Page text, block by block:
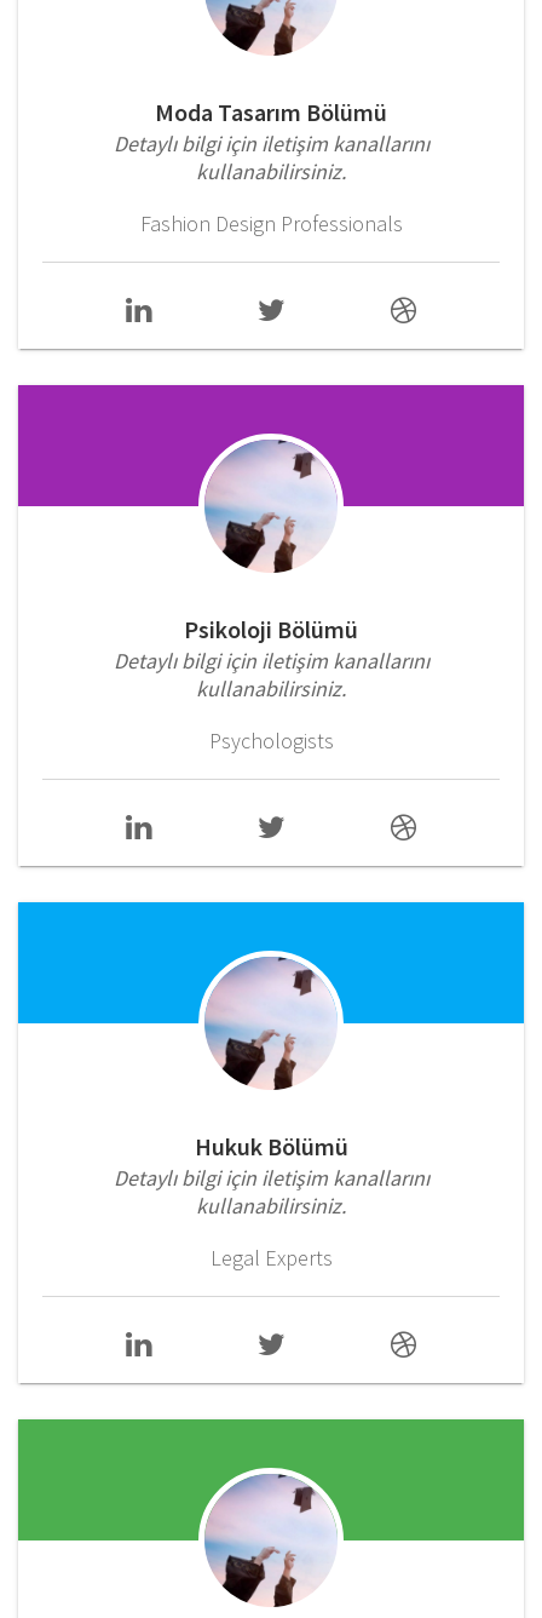
Moda Tasarım Bölümü
Detaylı bilgi için iletişim kanallarını
kullanabilirsiniz.
Fashion Design Professionals
Psikoloji Bölümü
Detaylı bilgi için iletişim kanallarını
kullanabilirsiniz.
Psychologists
Hukuk Bölümü
Detaylı bilgi için iletişim kanallarını
kullanabilirsiniz.
Legal Experts